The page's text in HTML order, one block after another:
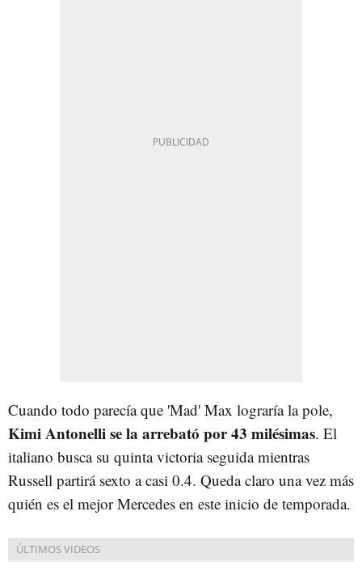
Cuando todo parecía que 'Mad' Max lograría la pole,
Kimi Antonelli se la arrebató por 43 milésimas. El
italiano busca su quinta victoria seguida mientras
Russell partirá sexto a casi 0.4. Queda claro una vez más
quién es el mejor Mercedes en este inicio de temporada.